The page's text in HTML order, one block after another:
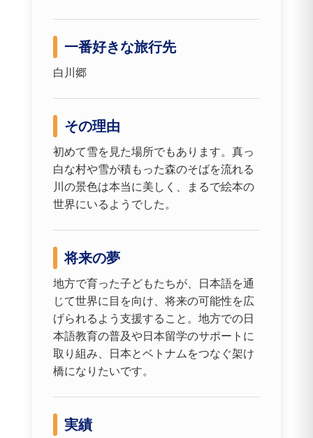
一番好きな旅行先
白川郷
その理由
初めて雪を見た場所でもあります。真っ
白な村や雪が積もった森のそばを流れる
川の景色は本当に美しく、まるで絵本の
世界にいるようでした。
将来の夢
地方で育った子どもたちが、日本語を通
じて世界に目を向け、将来の可能性を広
げられるよう支援すること。地方での日
本語教育の普及や日本留学のサポートに
取り組み、日本とベトナムをつなぐ架け
橋になりたいです。
実績